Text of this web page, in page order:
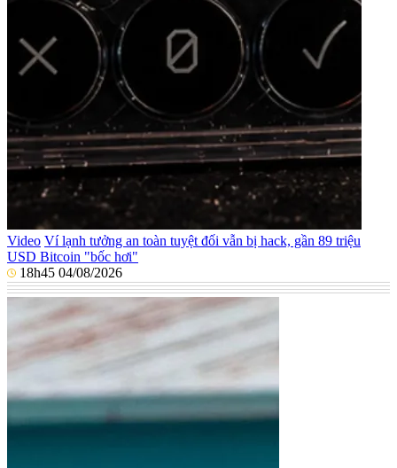
Video Ví lạnh tưởng an toàn tuyệt đối vẫn bị hack, gần 89 triệu
USD Bitcoin "bốc hơi"
18h45 04/08/2026